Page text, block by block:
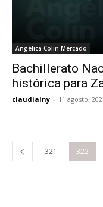
Angélica Colin Mercado
Bachillerato
histórica para
claudialny - 11 agosto,
321 322